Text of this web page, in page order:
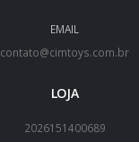
EMAIL
contato@cimtoys.com.br
LOJA
2026151400689